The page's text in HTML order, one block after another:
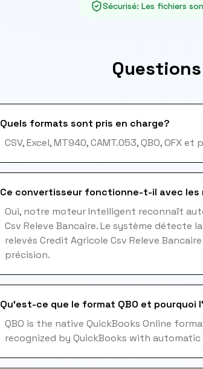
Sécurisé: Les fichiers
Quels formats sont pris en charge?
CSV, Excel, MT940, CAMT.053, QBO, OFX et
Ce convertisseur fonctionne-t-il avec les
Oui, notre moteur Intelligent reconnaît
Csv Releve Bancaire. Le système
relevés Credit Agricole Csv Releve
précision.
Qu'est-ce que le format QBO et pourquoi
QBO is the native QuickBooks Online
recognized by QuickBooks with